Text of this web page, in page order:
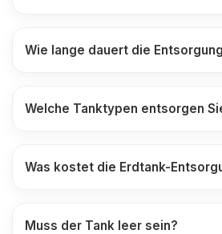
Wie lange dauert die
Welche Tanktypen entsorgen
Was kostet die Erdtank-
Muss der Tank leer sein?